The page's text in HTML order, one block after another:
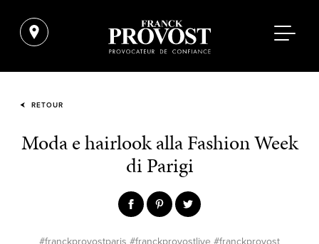
RETOUR
Moda e hairlook alla Fashion Week
di Parigi
#franckprovostparis #franckprovostlive #franckprovost